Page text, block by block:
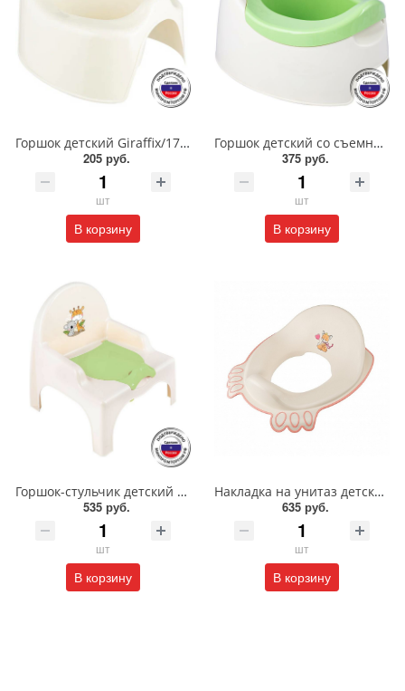
Горшок детский Giraffix/17373/17350/ПБ
205 руб.
шт
В корзину
Горшок детский со съемной чашей Giraffix/52750/ПБ
375 руб.
шт
В корзину
Горшок-стульчик детский Giraffix/13850/ПБ
535 руб.
шт
В корзину
Накладка на унитаз детская с декором/088/293/368/БП
635 руб.
шт
В корзину